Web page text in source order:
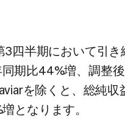
四半期に​おいて​引き​
期比44%増、​調整
を​除くと、​総純
と​なります。